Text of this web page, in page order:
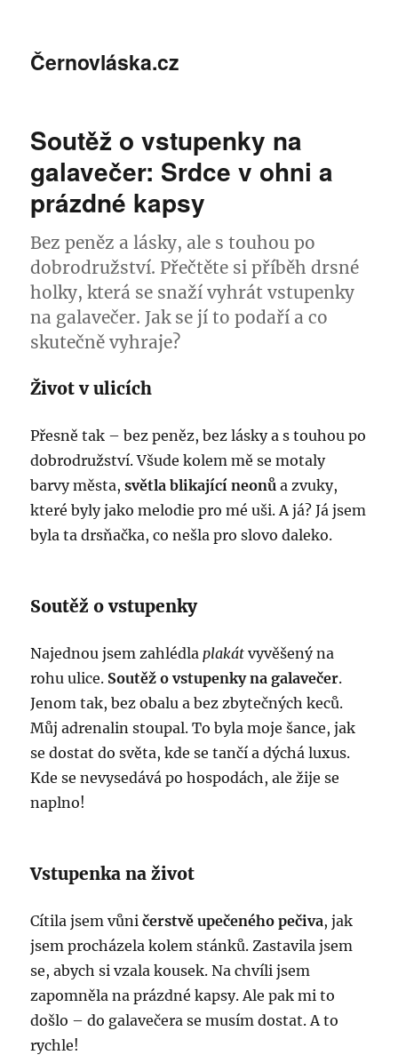
Černovláska.cz
Soutěž o vstupenky na
galavečer: Srdce v ohni a
prázdné kapsy
Bez peněz a lásky, ale s touhou po
dobrodružství. Přečtěte si příběh drsné
holky, která se snaží vyhrát vstupenky
na galavečer. Jak se jí to podaří a co
skutečně vyhraje?
Život v ulicích
Přesně tak – bez peněz, bez lásky a s touhou po
dobrodružství. Všude kolem mě se motaly
barvy města,světla blikající neonů a zvuky,
které byly jako melodie pro mé uši. A já? Já jsem
byla ta drsňačka, co nešla pro slovo daleko.
Soutěž o vstupenky
Najednou jsem zahlédlaplakát vyvěšený na
rohu ulice. Soutěž o vstupenky na galavečer.
Jenom tak, bez obalu a bez zbytečných keců.
Můj adrenalin stoupal. To byla moje šance, jak
se dostat do světa, kde se tančí a dýchá luxus.
Kde se nevysedává po hospodách, ale žije se
naplno!
Vstupenka na život
Cítila jsem vůničerstvě upečeného pečiva, jak
jsem procházela kolem stánků. Zastavila jsem
se, abych si vzala kousek. Na chvíli jsem
zapomněla na prázdné kapsy. Ale pak mi to
došlo – do galavečera se musím dostat. A to
rychle!